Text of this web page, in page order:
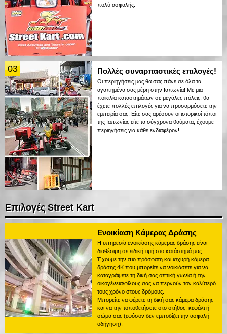
πολύ ασφαλής.
03 Πολλές συναρπαστικές επιλογές!
Οι περιηγήσεις μας θα σας πάνε σε όλα τα
αγαπημένα σας μέρη στην Ιαπωνία! Με μια
ποικιλία καταστημάτων σε μεγάλες πόλεις, θα
έχετε πολλές επιλογές για να προσαρμόσετε την
εμπειρία σας. Είτε σας αρέσουν οι ιστορικοί τόποι
της Ιαπωνίας είτε τα σύγχρονα θαύματα, έχουμε
περιηγήσεις για κάθε ενδιαφέρον!
Επιλογές Street Kart
Ενοικίαση Κάμερας Δράσης
Η υπηρεσία ενοικίασης κάμερας δράσης είναι
διαθέσιμη σε ειδική τιμή στο κατάστημά μας.
Έχουμε την πιο πρόσφατη και ισχυρή κάμερα
δράσης 4K που μπορείτε να νοικιάσετε για να
καταγράψετε τη δική σας οπτική γωνία ή την
οικογένεια/φίλους σας να περνούν τον καλύτερό
τους χρόνο στους δρόμους.
Μπορείτε να φέρετε τη δική σας κάμερα δράσης
και να την τοποθετήσετε στο στήθος, κεφάλι ή
σώμα σας (εφόσον δεν εμποδίζει την ασφαλή
οδήγηση).